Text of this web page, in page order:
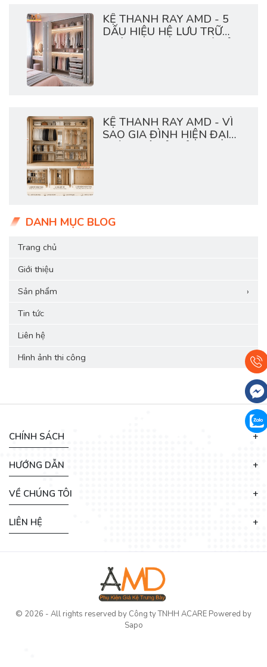
KỆ THANH RAY AMD - 5
DẤU HIỆU HỆ LƯU TRỮ
KỆ THANH RAY AMD - VÌ
SAO GIA ĐÌNH HIỆN ĐẠI
DANH MỤC BLOG
Trang chủ
Giới thiệu
Sản phẩm
›
Tin tức
Liên hệ
Hình ảnh thi công
›
CHÍNH SÁCH
HƯỚNG DẪN
VỀ CHÚNG TÔI
LIÊN HỆ
© 2026 - All rights reserved by Công ty TNHH ACARE Powered by
Sapo